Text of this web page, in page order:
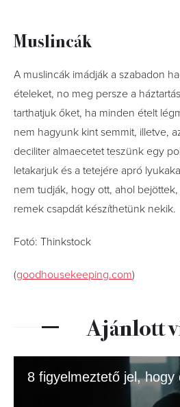
Muslincák
A muslincák imádják a szabadon
ételeket, no meg persze a
tarthatjuk őket, ha minden ételt
nem hagyunk kint semmit, illetve,
deciliter almaecetet teszünk egy
letakarjuk és a tetejére apró
nem tudják, hogy ott, ahol
remek csapdát készíthetünk nekik.
Fotó: Thinkstock
(goodhousekeeping.com)
Ajánlott